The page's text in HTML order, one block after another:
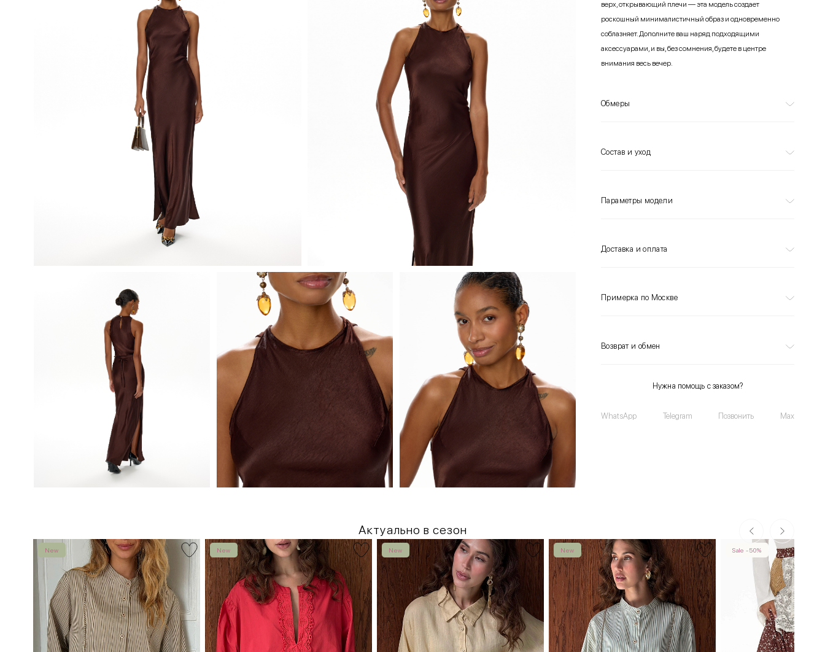
верх, открывающий плечи — эта модель создает
роскошный минималистичный образ и одновременно
соблазняет. Дополните ваш наряд подходящими
аксессуарами, и вы, без сомнения, будете в центре
внимания весь вечер.
Обмеры
Состав и уход
Параметры модели
Доставка и оплата
Примерка по Москве
Возврат и обмен
Нужна помощь с заказом?
WhatsApp Telegram Позвонить Max
Актуально в сезон
New New New New Sale -50%